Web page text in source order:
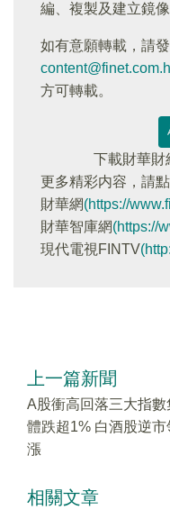
編、複製及建立鏡像
如有意願轉載，請
方可轉載。
下載財華財
更多精彩内容，請點
財華網(https://
財華智庫網(https://
現代電視FINTV
上一篇新聞
A股衝高回落三大指數
體跌超1% 白酒股逆市
漲
相關文章